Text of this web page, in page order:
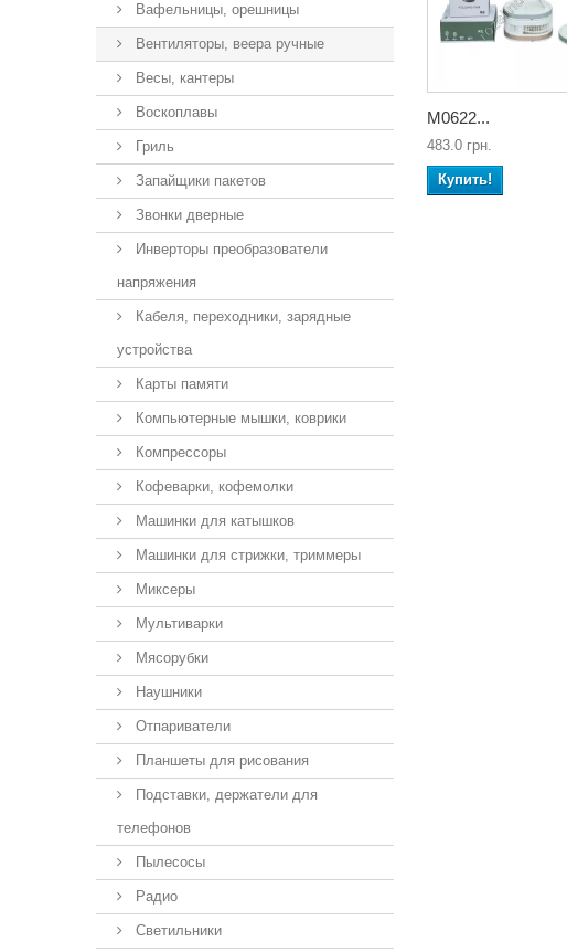
Вафельницы, орешницы
Вентиляторы, веера ручные
Весы, кантеры
Воскоплавы
Гриль
Запайщики пакетов
Звонки дверные
Инверторы преобразователи
напряжения
Кабеля, переходники, зарядные
устройства
Карты памяти
Компьютерные мышки, коврики
Компрессоры
Кофеварки, кофемолки
Машинки для катышков
Машинки для стрижки, триммеры
Миксеры
Мультиварки
Мясорубки
Наушники
Отпариватели
Планшеты для рисования
Подставки, держатели для
телефонов
Пылесосы
Радио
Светильники
М0622...
483.0 грн.
Купить!